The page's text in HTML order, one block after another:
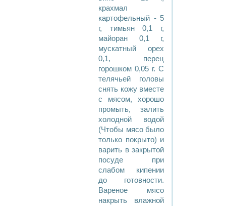
крахмал
картофельный - 5
г, тимьян 0,1 г,
майоран 0,1 г,
мускатный орех
0,1, перец
горошком 0,05 г. С
телячьей головы
снять кожу вместе
с мясом, хорошо
промыть, залить
холодной водой
(Чтобы мясо было
только покрыто) и
варить в закрытой
посуде при
слабом кипении
до готовности.
Вареное мясо
накрыть влажной